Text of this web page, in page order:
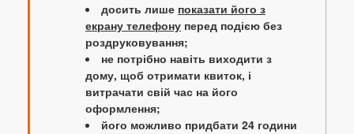
досить лише показати його з
екрану телефону перед подією без
роздруковування;
не потрібно навіть виходити з
дому, щоб отримати квиток, і
витрачати свій час на його
оформлення;
його можливо придбати 24 години